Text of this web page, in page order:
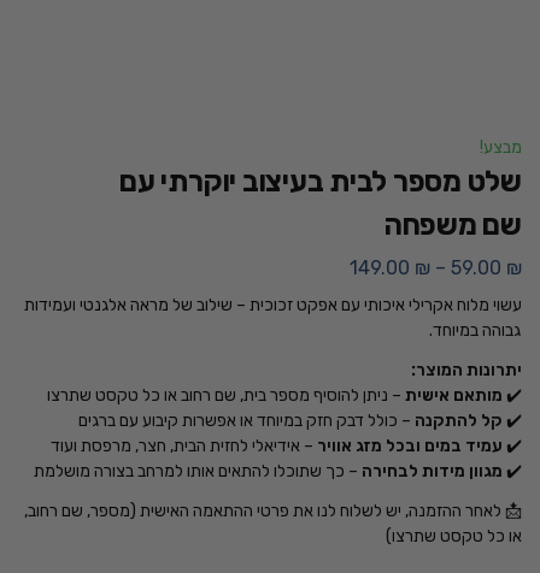
מבצע!
שלט מספר לבית בעיצוב יוקרתי עם
שם משפחה
59.00 ₪
–
149.00 ₪
עשוי מלוח אקרילי איכותי עם אפקט זכוכית – שילוב של מראה אלגנטי ועמידות
גבוהה במיוחד.
יתרונות המוצר:
✔️ מותאם אישית – ניתן להוסיף מספר בית, שם רחוב או כל טקסט שתרצו
✔️ קל להתקנה – כולל דבק חזק במיוחד או אפשרות קיבוע עם ברגים
✔️ עמיד במים ובכל מזג אוויר – אידיאלי לחזית הבית, חצר, מרפסת ועוד
✔️ מגוון מידות לבחירה – כך שתוכלו להתאים אותו למרחב בצורה מושלמת
📩 לאחר ההזמנה, יש לשלוח לנו את פרטי ההתאמה האישית (מספר, שם רחוב,
או כל טקסט שתרצו)